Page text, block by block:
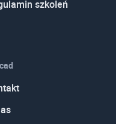
szkoleń
Inventor